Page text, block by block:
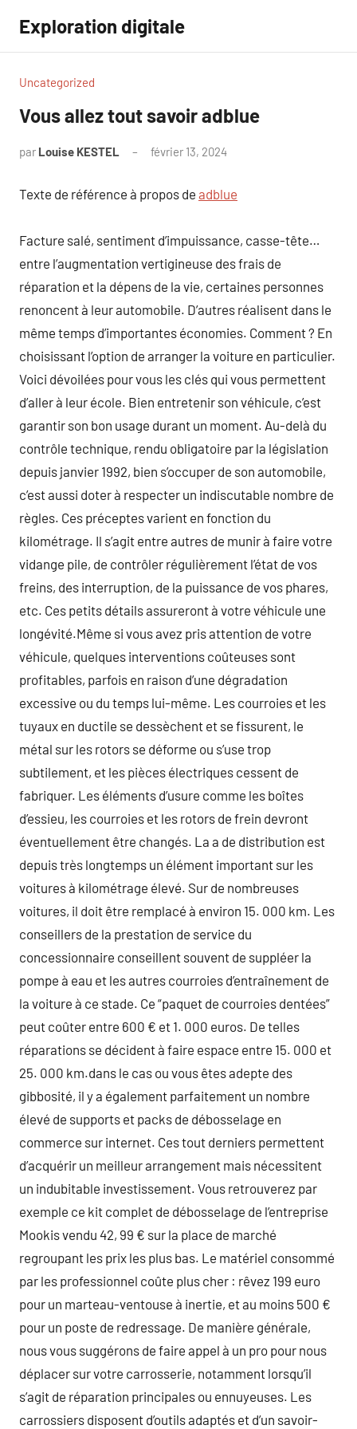
contenu
Exploration digitale
Uncategorized
Vous allez tout savoir adblue
par Louise KESTEL février 13, 2024
Texte de référence à propos de adblue
Facture salé, sentiment d’impuissance, casse-tête…
entre l’augmentation vertigineuse des frais de
réparation et la dépens de la vie, certaines personnes
renoncent à leur automobile. D’autres réalisent dans le
même temps d’importantes économies. Comment ? En
choisissant l’option de arranger la voiture en particulier.
Voici dévoilées pour vous les clés qui vous permettent
d’aller à leur école. Bien entretenir son véhicule, c’est
garantir son bon usage durant un moment. Au-delà du
contrôle technique, rendu obligatoire par la législation
depuis janvier 1992, bien s’occuper de son automobile,
c’est aussi doter à respecter un indiscutable nombre de
règles. Ces préceptes varient en fonction du
kilométrage. Il s’agit entre autres de munir à faire votre
vidange pile, de contrôler régulièrement l’état de vos
freins, des interruption, de la puissance de vos phares,
etc. Ces petits détails assureront à votre véhicule une
longévité.Même si vous avez pris attention de votre
véhicule, quelques interventions coûteuses sont
profitables, parfois en raison d’une dégradation
excessive ou du temps lui-même. Les courroies et les
tuyaux en ductile se dessèchent et se fissurent, le
métal sur les rotors se déforme ou s’use trop
subtilement, et les pièces électriques cessent de
fabriquer. Les éléments d’usure comme les boîtes
d’essieu, les courroies et les rotors de frein devront
éventuellement être changés. La a de distribution est
depuis très longtemps un élément important sur les
voitures à kilométrage élevé. Sur de nombreuses
voitures, il doit être remplacé à environ 15. 000 km. Les
conseillers de la prestation de service du
concessionnaire conseillent souvent de suppléer la
pompe à eau et les autres courroies d’entraînement de
la voiture à ce stade. Ce “paquet de courroies dentées”
peut coûter entre 600 € et 1. 000 euros. De telles
réparations se décident à faire espace entre 15. 000 et
25. 000 km.dans le cas ou vous êtes adepte des
gibbosité, il y a également parfaitement un nombre
élevé de supports et packs de débosselage en
commerce sur internet. Ces tout derniers permettent
d’acquérir un meilleur arrangement mais nécessitent
un indubitable investissement. Vous retrouverez par
exemple ce kit complet de débosselage de l’entreprise
Mookis vendu 42, 99 € sur la place de marché
regroupant les prix les plus bas. Le matériel consommé
par les professionnel coûte plus cher : rêvez 199 euro
pour un marteau-ventouse à inertie, et au moins 500 €
pour un poste de redressage. De manière générale,
nous vous suggérons de faire appel à un pro pour nous
déplacer sur votre carrosserie, notamment lorsqu’il
s’agit de réparation principales ou ennuyeuses. Les
carrossiers disposent d’outils adaptés et d’un savoir-